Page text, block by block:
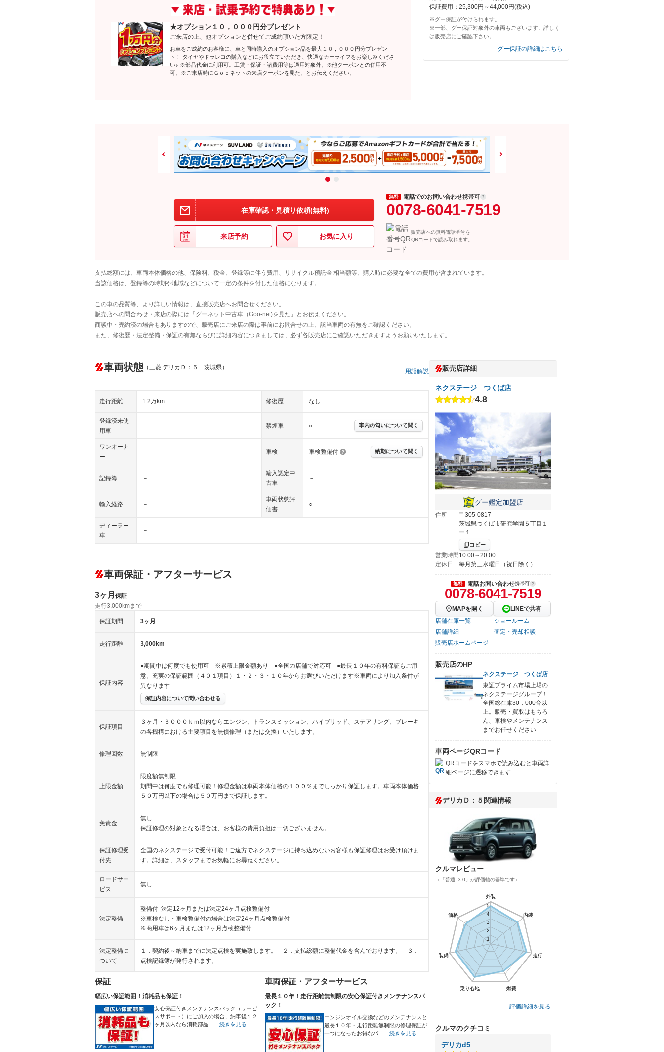
★オプション１０，０００円分プレゼント
ご来店の上、他オプションと併せてご成約頂いた方限定！
お車をご成約のお客様に、車と同時購入のオプション品を最大１０，０００円分プレゼン
ト！ タイヤやドラレコの購入などにお役立ていただき、快適なカーライフをお楽しみくださ
い♪ ※部品代金に利用可。工賃・保証・諸費用等は適用対象外。※他クーポンとの併用不
可。※ご来店時にＧｏｏネットの来店クーポンを見た、とお伝えください。
保証費用：25,300円～44,000円(税込)
※グー保証が付けられます。
※一部、グー保証対象外の車両もございます。詳しく
は販売店にご確認下さい。
グー保証の詳細はこちら
在庫確認・見積り依頼(無料)
来店予約 お気に入り
無料 電話でのお問い合わせ携帯可
0078-6041-7519
販売店への無料電話番号を
QRコードで読み取れます。
支払総額には、車両本体価格の他、保険料、税金、登録等に伴う費用、リサイクル預託金 相当額等、購入時に必要な全ての費用が含まれています。
当該価格は、登録等の時期や地域などについて一定の条件を付した価格になります。
この車の品質等、より詳しい情報は、直接販売店へお問合せください。
販売店への問合わせ・来店の際には「グーネット中古車（Goo-net)を見た」とお伝えください。
商談中・売約済の場合もありますので、販売店にご来店の際は事前にお問合せの上、該当車両の有無をご確認ください。
また、修復歴・法定整備・保証の有無ならびに詳細内容につきましては、必ず各販売店にご確認いただきますようお願いいたします。
車両状態 （三菱 デリカＤ：５ 茨城県）
用語解説
走行距離 1.2万km 修復歴 なし
登録済未使
用車
－ 禁煙車 ○ 車内の匂いについて聞く
ワンオーナ
ー
－ 車検 車検整備付 納期について聞く
記録簿 －
輸入認定中
古車
－
輸入経路 －
車両状態評
価書
○
ディーラー
車
－
車両保証・アフターサービス
3ヶ月 保証
走行3,000kmまで
保証期間 3ヶ月
走行距離 3,000km
保証内容
●期間中は何度でも使用可 ※累積上限金額あり ●全国の店舗で対応可 ●最長１０年の有料保証もご用
意。充実の保証範囲（４０１項目）１・２・３・１０年からお選びいただけます※車両により加入条件が
異なります
保証内容について問い合わせる
保証項目
３ヶ月・３０００ｋｍ以内ならエンジン、トランスミッション、ハイブリッド、ステアリング、ブレーキ
の各機構における主要項目を無償修理（または交換）いたします。
修理回数 無制限
上限金額
限度額無制限
期間中は何度でも修理可能！修理金額は車両本体価格の１００％までしっかり保証します。車両本体価格
５０万円以下の場合は５０万円まで保証します。
免責金
無し
保証修理の対象となる場合は、お客様の費用負担は一切ございません。
保証修理受
付先
全国のネクステージで受付可能！ご遠方でネクステージに持ち込めないお客様も保証修理はお受け頂けま
す。詳細は、スタッフまでお気軽にお尋ねください。
ロードサー
ビス
無し
法定整備
整備付 法定12ヶ月または法定24ヶ月点検整備付
※車検なし・車検整備付の場合は法定24ヶ月点検整備付
※商用車は6ヶ月または12ヶ月点検整備付
法定整備に
ついて
１．契約後～納車までに法定点検を実施致します。 ２．支払総額に整備代金を含んでおります。 ３．
点検記録簿が発行されます。
保証
幅広い保証範囲！消耗品も保証！
安心保証付きメンテナンスパック（サービ
スサポート）にご加入の場合、納車後１２
ヶ月以内なら消耗部品…
…続きを見る
車両保証・アフターサービス
最長１０年！走行距離無制限の安心保証付きメンテナンスパ
ック！
エンジンオイル交換などのメンテナンスと
最長１０年・走行距離無制限の修理保証が
一つになったお得なパ…
…続きを見る
販売店詳細
ネクステージ つくば店
4.8
グー鑑定加盟店
住所
〒305-0817
茨城県つくば市研究学園５丁目１
ー１
コピー
営業時間 10:00～20:00
定休日
毎月第三水曜日（祝日除く）
無料 電話お問い合わせ携帯可
0078-6041-7519
MAPを開く
LINEで共有
店舗在庫一覧
ショールーム
店舗詳細
査定・売却相談
販売店ホームページ
販売店のHP
ネクステージ つくば店
東証プライム市場上場の
ネクステージグループ！
全国総在庫30，000台以
上。販売・買取はもちろ
ん、車検やメンテナンス
までお任せください！
車両ページQRコード
QRコードをスマホで読み込むと車両詳
細ページに遷移できます
デリカＤ：５関連情報
クルマレビュー
（「普通=3.0」が評価軸の基準です）
外装
内装
走行
燃費
乗り心地
装備
価格
1
2
3
4
5
外装
内装
走行
燃費
乗り心地
装備
価格
1
2
3
4
5
評価詳細を見る
クルマのクチコミ
デリカd5